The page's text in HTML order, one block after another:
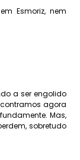
Esmoriz, nem
a ser engolido
agora
Mas,
sobretudo